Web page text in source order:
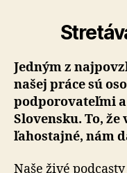
Jedným z
našej práce sú
podporovateľmi
Slovensku. To, že
ľahostajné, nám
Naše živé